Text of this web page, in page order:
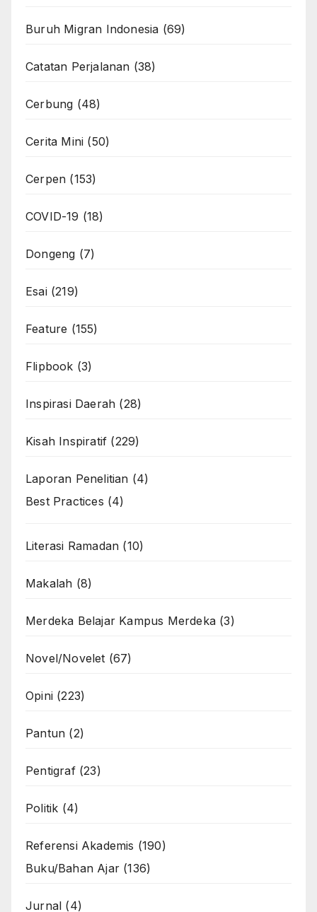
Buruh Migran Indonesia (69)
Catatan Perjalanan (38)
Cerbung (48)
Cerita Mini (50)
Cerpen (153)
COVID-19 (18)
Dongeng (7)
Esai(219)
Feature (155)
Flipbook (3)
Inspirasi Daerah (28)
Kisah Inspiratif (229)
Laporan Penelitian (4)
Best Practices (4)
Literasi Ramadan (10)
Makalah (8)
Merdeka Belajar Kampus Merdeka (3)
Novel/Novelet (67)
Opini (223)
Pantun (2)
Pentigraf(23)
Politik (4)
Referensi Akademis (190)
Buku/Bahan Ajar (136)
Jurnal (4)